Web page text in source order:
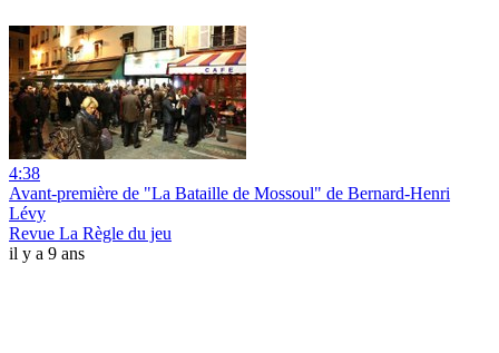
4:38
Avant-première de "La Bataille de Mossoul" de Bernard-Henri
Lévy
Revue La Règle du jeu
il y a 9 ans